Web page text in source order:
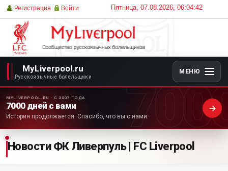
Пятница, 07.08.2026, 06:04:42
Регистрация Войти
MyLiverpool.ru
Русскоязычные болельщики
МЕНЮ
MYLIVERPOOL.RU · С 2007 ГОДА
7000 дней с вами
История продолжается. Спасибо, что вы с нами.
Новости ФК Ливерпуль | FC Liverpool